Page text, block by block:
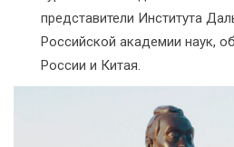
представители Института
Российской академии наук,
России и Китая.